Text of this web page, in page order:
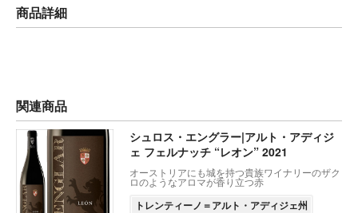
商品詳細
関連商品
シュロス・エングラー|アルト・アディジ
ェ フェルナッチ “レオン” 2021
オーストリアにも城を持つ貴族ワイナリーのザク
ロのようなアロマが香り立つ赤
トレンティーノ＝アルト・アディジェ州